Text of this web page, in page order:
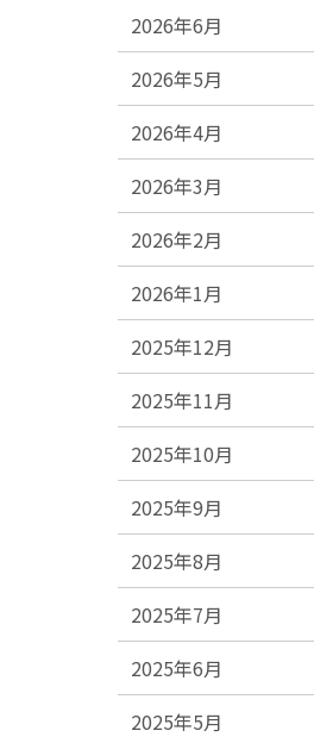
2026年6月
2026年5月
2026年4月
2026年3月
2026年2月
2026年1月
2025年12月
2025年11月
2025年10月
2025年9月
2025年8月
2025年7月
2025年6月
2025年5月